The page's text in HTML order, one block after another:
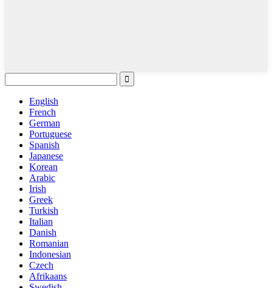
English
French
German
Portuguese
Spanish
Japanese
Korean
Arabic
Irish
Greek
Turkish
Italian
Danish
Romanian
Indonesian
Czech
Afrikaans